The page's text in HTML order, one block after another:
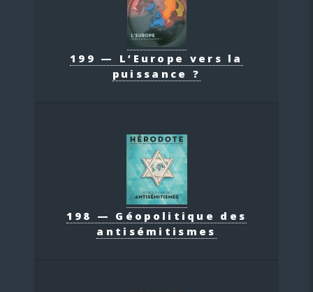
199 — L’Europe vers la
puissance ?
198 — Géopolitique des
antisémitismes